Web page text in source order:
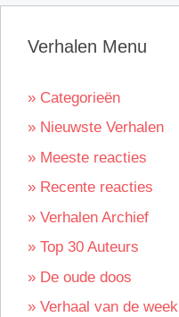
Verhalen Menu
» Categorieën
» Nieuwste Verhalen
» Meeste reacties
» Recente reacties
» Verhalen Archief
» Top 30 Auteurs
» De oude doos
» Verhaal van de week